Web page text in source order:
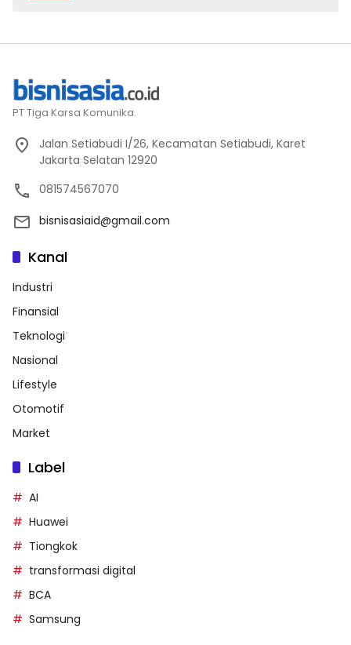
PT Tiga Karsa Komunika.
Jalan Setiabudi I/26, Kecamatan Setiabudi, Karet
Jakarta Selatan 12920
081574567070
bisnisasiaid@gmail.com
Kanal
Industri
Finansial
Teknologi
Nasional
Lifestyle
Otomotif
Market
Label
AI
Huawei
Tiongkok
transformasi digital
BCA
Samsung